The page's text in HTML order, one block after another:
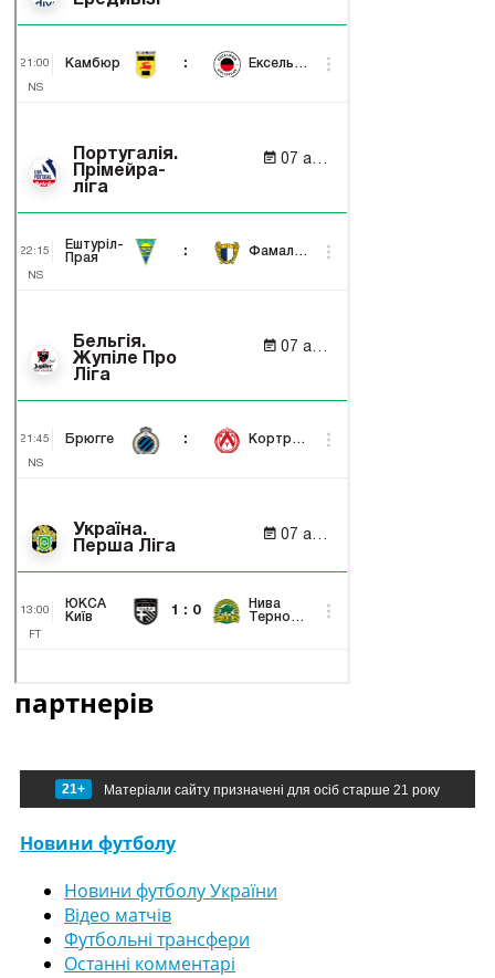
партнерів
21+ Матеріали сайту призначені для осіб старше 21 року
Новини футболу
Новини футболу України
Відео матчів
Футбольні трансфери
Останні комментарі